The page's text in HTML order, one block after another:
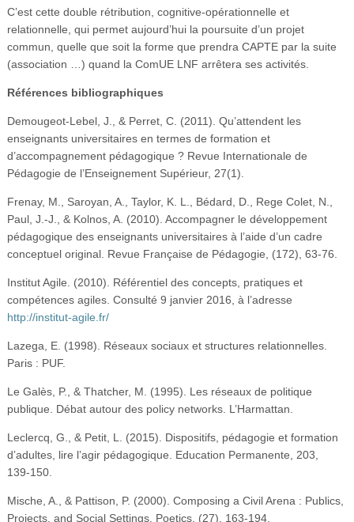
C’est cette double rétribution, cognitive-opérationnelle et
relationnelle, qui permet aujourd’hui la poursuite d’un projet
commun, quelle que soit la forme que prendra CAPTE par la suite
(association …) quand la ComUE LNF arrêtera ses activités.
Références bibliographiques
Demougeot-Lebel, J., & Perret, C. (2011). Qu’attendent les
enseignants universitaires en termes de formation et
d’accompagnement pédagogique ? Revue Internationale de
Pédagogie de l’Enseignement Supérieur, 27(1).
Frenay, M., Saroyan, A., Taylor, K. L., Bédard, D., Rege Colet, N.,
Paul, J.-J., & Kolnos, A. (2010). Accompagner le développement
pédagogique des enseignants universitaires à l’aide d’un cadre
conceptuel original. Revue Française de Pédagogie, (172), 63‑76.
Institut Agile. (2010). Référentiel des concepts, pratiques et
compétences agiles. Consulté 9 janvier 2016, à l’adresse
http://institut-agile.fr/
Lazega, E. (1998). Réseaux sociaux et structures relationnelles.
Paris : PUF.
Le Galès, P., & Thatcher, M. (1995). Les réseaux de politique
publique. Débat autour des policy networks. L’Harmattan.
Leclercq, G., & Petit, L. (2015). Dispositifs, pédagogie et formation
d’adultes, lire l’agir pédagogique. Education Permanente, 203,
139‑150.
Mische, A., & Pattison, P. (2000). Composing a Civil Arena : Publics,
Projects, and Social Settings. Poetics, (27), 163‑194.